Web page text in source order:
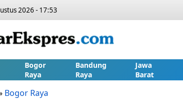
2026 - 17:53
Bogor
Raya
Bandung
Raya
Jawa
Barat
Bogor Raya